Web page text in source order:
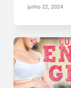
junho 22, 2024